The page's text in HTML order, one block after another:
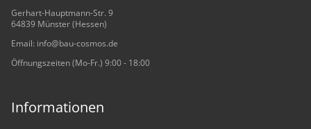
Gerhart-Hauptmann-Str. 9
64839 Münster (Hessen)
Email: info@bau-cosmos.de
Öffnungszeiten (Mo-Fr.) 9:00 - 18:00
Informationen